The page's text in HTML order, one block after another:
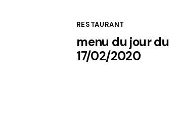
RESTAURANT
menu du jour du
17/02/2020